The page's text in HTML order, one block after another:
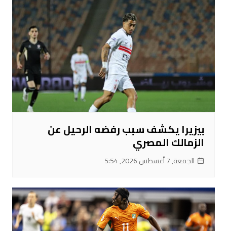
بيزيرا يكشف سبب رفضه الرحيل عن
الزمالك المصري
الجمعة, 7 أغسطس 2026, 5:54